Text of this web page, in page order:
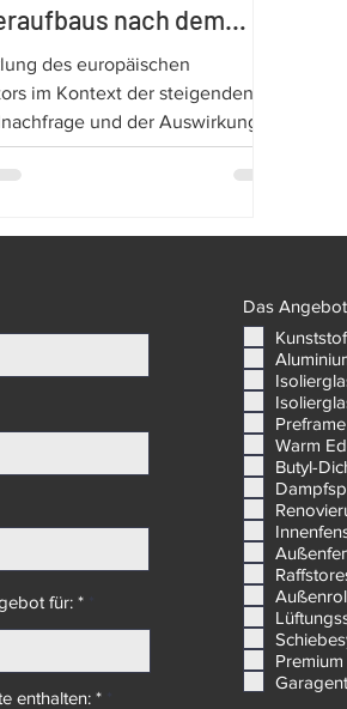
nach dem
der Ukraine
des europäischen
im Kontext der steigenden
und der Auswirkungen
Wiederaufbau der Ukraine
Standards. Die Explosion der
für: *
enthalten: *
Das
Warm
Butyl-